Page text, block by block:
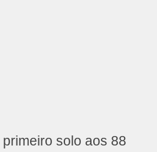
solo aos 88